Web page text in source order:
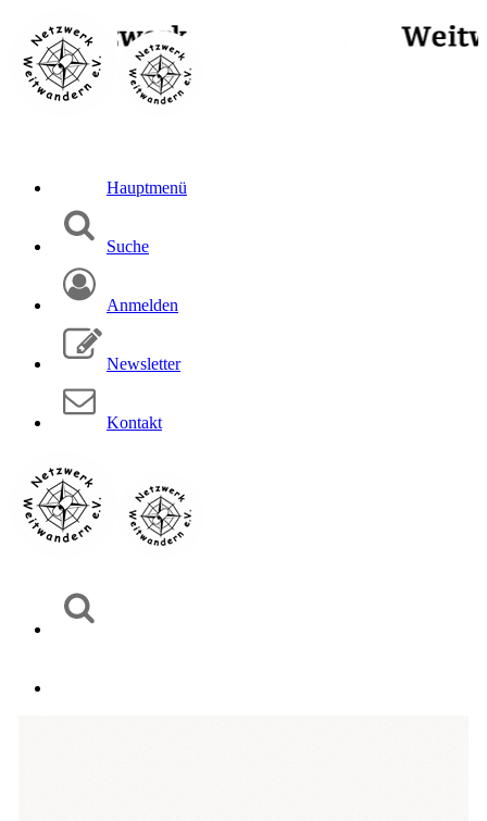
Hauptmenü
Suche
Anmelden
Newsletter
Kontakt